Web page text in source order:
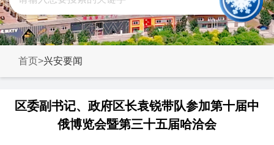
首页>兴安要闻
区委副书记、政府区长袁锐带队参加第十届中
俄博览会暨第三十五届哈洽会